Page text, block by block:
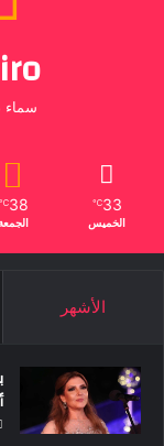
سماء
33
℃
الخميس
38
℃
الأشهر